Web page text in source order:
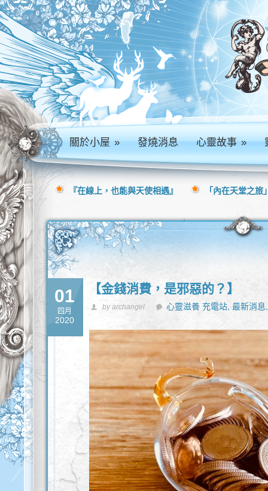
關於小屋» 發燒消息 心靈故事»
01
四月
2020
【金錢消費，是邪惡的？】
by archangel 心靈滋養 充電站,最新消息,
『在線上，也能與天使相遇』 「內在天堂之